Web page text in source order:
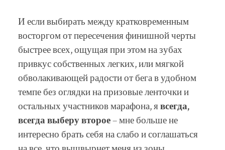
И если выбирать между кратковременным
восторгом от пересечения финишной черты
быстрее всех, ощущая при этом на зубах
привкус собственных легких, или мягкой
обволакивающей радости от бега в удобном
темпе без оглядки на призовые ленточки и
остальных участников марафона, явсегда,
всегда выберу второе– мне больше не
интересно брать себя на слабо и соглашаться